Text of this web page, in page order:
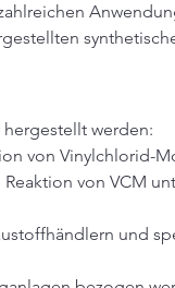
werden:
von Vinylchlorid-
von VCM
und